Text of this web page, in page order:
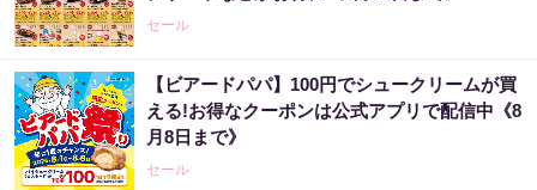
セール
【ビアードパパ】100円でシュークリームが買
える!お得なクーポンは公式アプリで配信中《8
月8日まで》
セール